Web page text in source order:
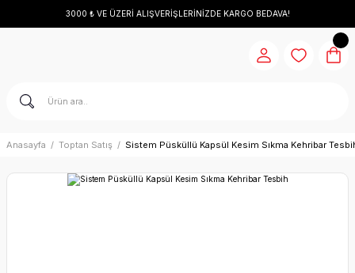
3000 ₺ VE ÜZERİ ALIŞVERİŞLERİNİZDE KARGO BEDAVA!
Anasayfa Toptan Satış Sistem Püsküllü Kapsül Kesim Sıkma Kehribar